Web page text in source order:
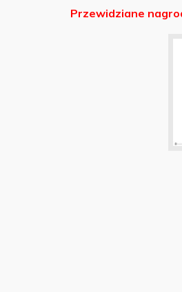
Przewidziane